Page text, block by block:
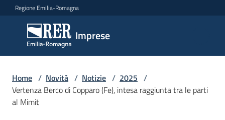
Vai al contenuto
Vai alla navigazione
Vai al footer
Regione Emilia-Romagna
Imprese
Imprese
Argomenti
Home / Novità / Notizie / 2025 /
Vertenza Berco di Copparo (Fe), intesa raggiunta tra le parti
al Mimit